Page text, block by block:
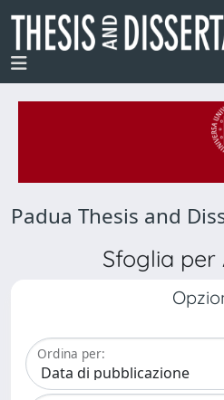
Padua Thesis and
Sfoglia per
Ordina per: